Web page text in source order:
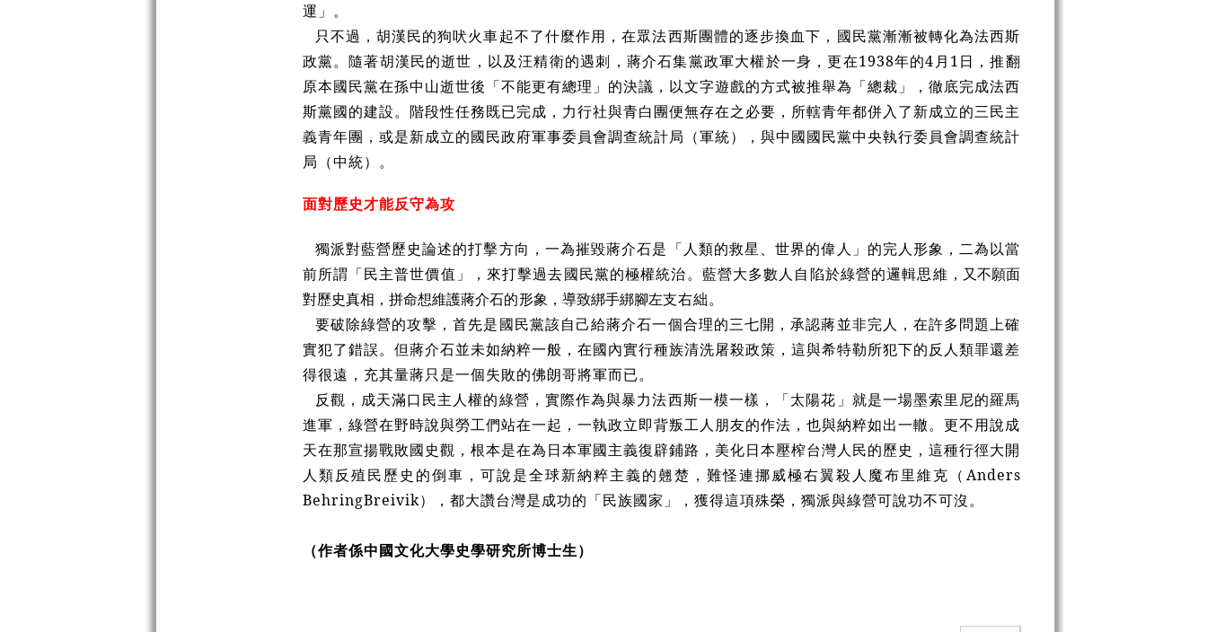
運」。
只不過，胡漢民的狗吠火車起不了什麼作用，在眾法西斯團體的逐步換血下，國民黨漸漸被轉化為法西斯
政黨。隨著胡漢民的逝世，以及汪精衛的遇刺，蔣介石集黨政軍大權於一身，更在1938年的4月1日，推翻
原本國民黨在孫中山逝世後「不能更有總理」的決議，以文字遊戲的方式被推舉為「總裁」，徹底完成法西
斯黨國的建設。階段性任務既已完成，力行社與青白團便無存在之必要，所轄青年都併入了新成立的三民主
義青年團，或是新成立的國民政府軍事委員會調查統計局（軍統），與中國國民黨中央執行委員會調查統計
局（中統）。
面對歷史才能反守為攻
獨派對藍營歷史論述的打擊方向，一為摧毀蔣介石是「人類的救星、世界的偉人」的完人形象，二為以當
前所謂「民主普世價值」，來打擊過去國民黨的極權統治。藍營大多數人自陷於綠營的邏輯思維 ，又不願面
對歷史真相，拼命想維護蔣介石的形象，導致綁手綁腳左支右絀。
要破除綠營的攻擊，首先是國民黨該自己給蔣介石一個合理的三七開，承認蔣並非完人，在許多問題上確
實犯了錯誤。但蔣介石並未如納粹一般，在國內實行種族清洗屠殺政策，這與希特勒所犯下的反人類罪還差
得很遠，充其量蔣只是一個失敗的佛朗哥將軍而已。
反觀，成天滿口民主人權的綠營，實際作為與暴力法西斯一模一樣，「太陽花」就是一場墨索里尼的羅馬
進軍，綠營在野時說與勞工們站在一起，一執政立即背叛工人朋友的作法，也與納粹如出一轍。更不用說成
天在那宣揚戰敗國史觀，根本是在為日本軍國主義復辟鋪路，美化日本壓榨台灣人民的歷史，這種行徑大開
人類反殖民歷史的倒車，可說是全球新納粹主義的翹楚，難怪連挪威極右翼殺人魔布里維克（Anders
BehringBreivik），都大讚台灣是成功的「民族國家」，獲得這項殊榮，獨派與綠營可說功不可沒。
（作者係中國文化大學史學研究所博士生）